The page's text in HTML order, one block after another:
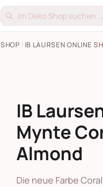
SHOP IB LAURSEN ONLINE
IB
Mynte
Almond
Die neue Farbe